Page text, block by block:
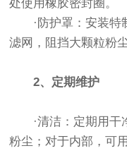
处使用橡胶密封圈。
·防护罩：安装
滤网，阻挡大颗粒粉
2、定期维护
·清洁：定期用
粉尘；对于内部，可